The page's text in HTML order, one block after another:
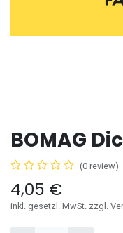
BOMAG
(0 review)
4,05 €
inkl. gesetzl. MwSt. zzgl.